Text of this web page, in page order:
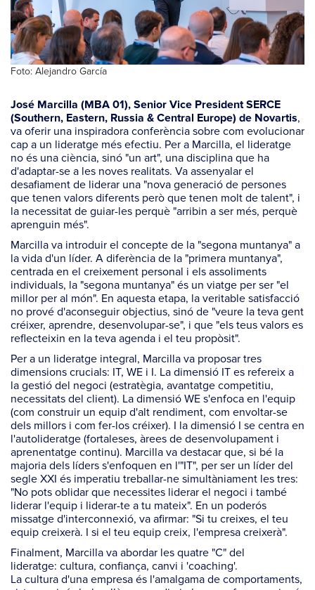
Foto: Alejandro García
José Marcilla (MBA 01), Senior Vice President SERCE
(Southern, Eastern, Russia & Central Europe) de Novartis,
va oferir una inspiradora conferència sobre com evolucionar
cap a un lideratge més efectiu. Per a Marcilla, el lideratge
no és una ciència, sinó "un art", una disciplina que ha
d'adaptar-se a les noves realitats. Va assenyalar el
desafiament de liderar una "nova generació de persones
que tenen valors diferents però que tenen molt de talent", i
la necessitat de guiar-les perquè "arribin a ser més, perquè
aprenguin més".
Marcilla va introduir el concepte de la "segona muntanya" a
la vida d'un líder. A diferència de la "primera muntanya",
centrada en el creixement personal i els assoliments
individuals, la "segona muntanya" és un viatge per ser "el
millor per al món". En aquesta etapa, la veritable satisfacció
no prové d'aconseguir objectius, sinó de "veure la teva gent
créixer, aprendre, desenvolupar-se", i que "els teus valors es
reflecteixin en la teva agenda i el teu propòsit".
Per a un lideratge integral, Marcilla va proposar tres
dimensions crucials: IT, WE i I. La dimensió IT es refereix a
la gestió del negoci (estratègia, avantatge competitiu,
necessitats del client). La dimensió WE s'enfoca en l'equip
(com construir un equip d'alt rendiment, com envoltar-se
dels millors i com fer-los créixer). I la dimensió I se centra en
l'autolideratge (fortaleses, àrees de desenvolupament i
aprenentatge continu). Marcilla va destacar que, si bé la
majoria dels líders s'enfoquen en l'"IT", per ser un líder del
segle XXI és imperatiu treballar-ne simultàniament les tres:
"No pots oblidar que necessites liderar el negoci i també
liderar l'equip i liderar-te a tu mateix". En un poderós
missatge d'interconnexió, va afirmar: "Si tu creixes, el teu
equip creixerà. I si el teu equip creix, l'empresa creixerà".
Finalment, Marcilla va abordar les quatre "C" del
lideratge: cultura, confiança, canvi i 'coaching'.
La cultura d'una empresa és l'amalgama de comportaments,